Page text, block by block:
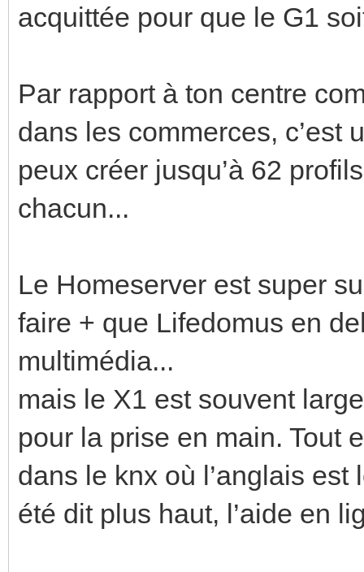
acquittée pour que le G1
Par rapport à ton centre
dans les commerces, c’est
peux créer jusqu’à 62
chacun...
Le Homeserver est super
faire + que Lifedomus en
multimédia...
mais le X1 est souvent
pour la prise en main. Tout
dans le knx où l’anglais
été dit plus haut, l’aide en